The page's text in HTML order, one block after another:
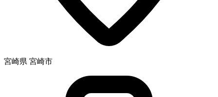
宮崎県 宮崎市